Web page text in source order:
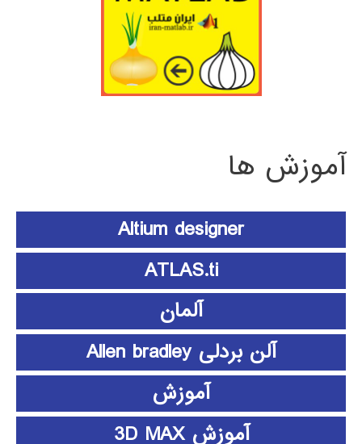
آموزش ها
Altium designer
ATLAS.ti
آلمان
آلن بردلی Allen bradley
آموزش
آموزش 3D MAX